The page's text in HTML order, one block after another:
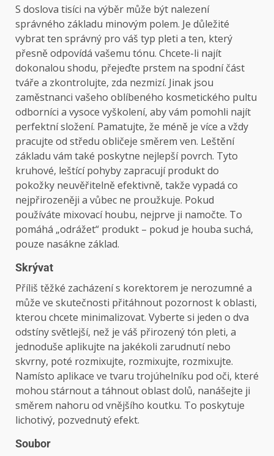
S doslova tisíci na výběr může být nalezení
správného základu minovým polem. Je důležité
vybrat ten správný pro váš typ pleti a ten, který
přesně odpovídá vašemu tónu. Chcete-li najít
dokonalou shodu, přejeďte prstem na spodní část
tváře a zkontrolujte, zda nezmizí. Jinak jsou
zaměstnanci vašeho oblíbeného kosmetického pultu
odborníci a vysoce vyškolení, aby vám pomohli najít
perfektní složení. Pamatujte, že méně je více a vždy
pracujte od středu obličeje směrem ven. Leštění
základu vám také poskytne nejlepší povrch. Tyto
kruhové, leštící pohyby zapracují produkt do
pokožky neuvěřitelně efektivně, takže vypadá co
nejpřirozeněji a vůbec ne proužkuje. Pokud
používáte mixovací houbu, nejprve ji namočte. To
pomáhá „odrážet“ produkt – pokud je houba suchá,
pouze nasákne základ.
Skrývat
Příliš těžké zacházení s korektorem je nerozumné a
může ve skutečnosti přitáhnout pozornost k oblasti,
kterou chcete minimalizovat. Vyberte si jeden o dva
odstíny světlejší, než je váš přirozený tón pleti, a
jednoduše aplikujte na jakékoli zarudnutí nebo
skvrny, poté rozmixujte, rozmixujte, rozmixujte.
Namísto aplikace ve tvaru trojúhelníku pod oči, které
mohou stárnout a táhnout oblast dolů, nanášejte ji
směrem nahoru od vnějšího koutku. To poskytuje
lichotivý, pozvednutý efekt.
Soubor